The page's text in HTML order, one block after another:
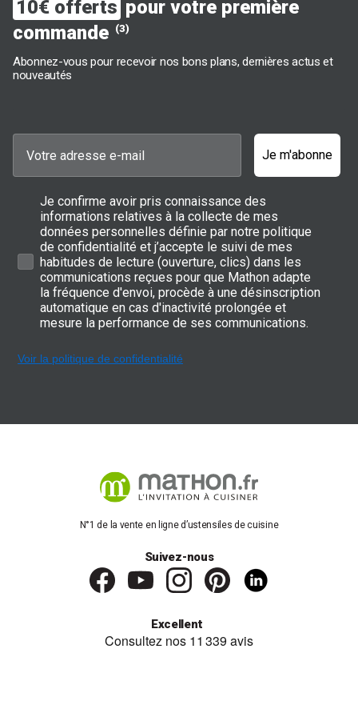
Des ménagères élégantes, de qualité et pas
chers !
Un large choix de ménagère design, en verre,
Que vous recherchiez l'essentiel pour votre usage quotidien ou
des ensembles sophistiqués pour épater vos invités, Mathon
répond à tous vos besoins. Notre sélection comprend une vaste
chaque ambiance et occasion. Qu'il s'agisse decouverts en
acier inoxydable, en verre, de modèles aux manches colorés ou
coffrets de couteaux à steaktaillés pour la perfection,
Mathon vous propose une diversité de choix pour combler vos
attentes.
Pour ceux qui visent l'élégance suprême, notre collection de
couverts noirsvous offre un design moderne et raffiné. Chez
Mathon, nous nous engageons à satisfaire toutes les
portefeuilles en proposant une variété de produits adaptés à
différents budgets. Des ensembles complets aux pièces
Si vous préférez compléter votre service existant plutôt que
service de tableélégant peut également faire un cadeau
parfait pour vos proches amateurs d'art de la table. Nos coffrets
couteaux à fromage , àsteak,pelles à tarte et couverts à
Une sélection de nos marques partenaires :
Laguiole, Amefa, Opinel et bien d'autres vous
Choisissez votre ménagère idéale parmi une sélection exclusive
de marques renommées sur Mathon. Des modèles uniques,
10€ offerts pour votre première
commande (3)
Abonnez-vous pour recevoir nos bons plans, dernières actus et
nouveautés
Je m'abonne
Je confirme avoir pris connaissance des
informations relatives à la collecte de mes
données personnelles définie par notre politique
de confidentialité et j’accepte le suivi de mes
habitudes de lecture (ouverture, clics) dans les
communications reçues pour que Mathon adapte
la fréquence d'envoi, procède à une désinscription
automatique en cas d'inactivité prolongée et
mesure la performance de ses communications.
Voir la politique de confidentialité
N°1 de la vente en ligne d’ustensiles de cuisine
Suivez-nous
Excellent